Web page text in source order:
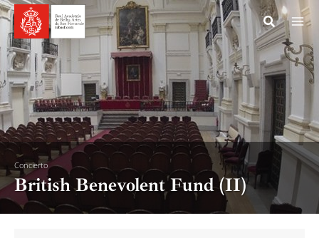
Ir
al
contenido
Concierto
British Benevolent Fund (II)